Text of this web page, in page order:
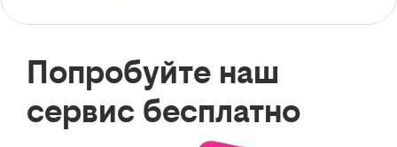
Попробуйте наш
сервис бесплатно